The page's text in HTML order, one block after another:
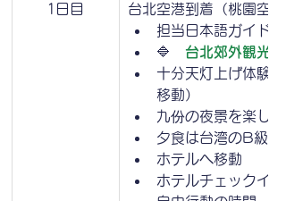
1日目
台北空港到着（桃園空港
担当日本語ガイド
🔷 台北郊外観光へ
十分天灯上げ体験
移動）
九份の夜景を楽しむ
夕食は台湾のB級グ
ホテルへ移動
ホテルチェックイン